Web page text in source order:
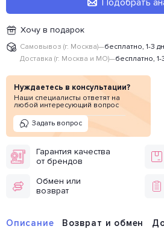
Хочу в подарок
Самовывоз (г. Москва)—бесплатно, 1-3
Доставка (г. Москва и МО)—бесплатно, 1-
Нуждаетесь в консультации?
Наши специалисты ответят на
любой интересующий вопрос
Задать вопрос
Гарантия качества
от брендов
Обмен или
возврат
Описание Возврат и обмен